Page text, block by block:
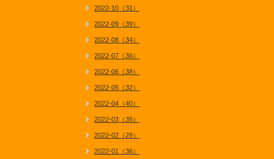
2022-10（31）
2022-09（39）
2022-08（34）
2022-07（36）
2022-06（38）
2022-05（32）
2022-04（40）
2022-03（35）
2022-02（29）
2022-01（36）